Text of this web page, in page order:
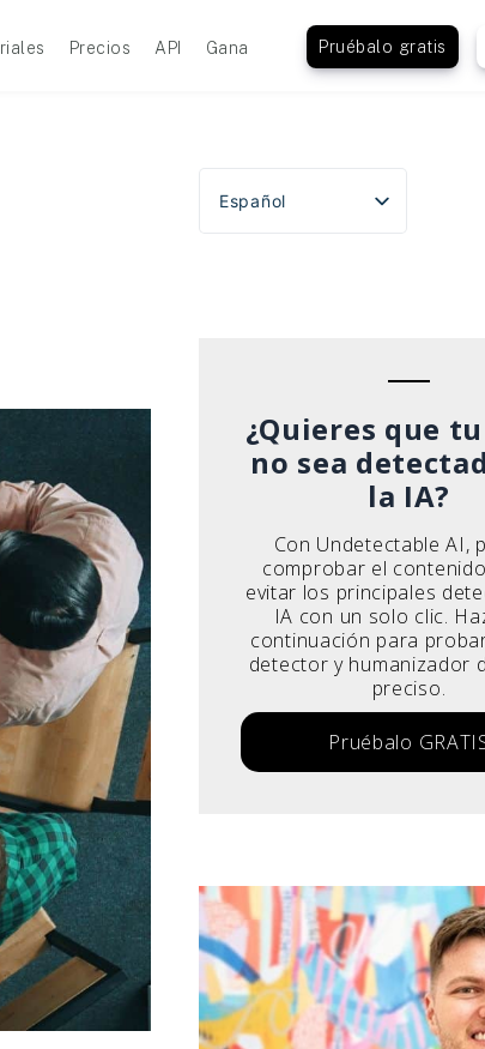
Precios API Gana Pruébalo gratis
Español
English
¿Quieres que
no sea
la IA?
Con Undetectable AI,
comprobar el
evitar los principales
IA con un solo clic.
continuación para
detector y humanizador
preciso.
Pruébalo